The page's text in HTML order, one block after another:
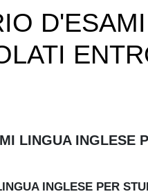
LINGUA INGLESE
INGLESE PER